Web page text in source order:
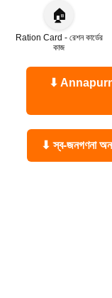
🏠
Ration Card - রেশন কার্ডের
কাজ
⬇
⬇ স্ব-জনগণনা